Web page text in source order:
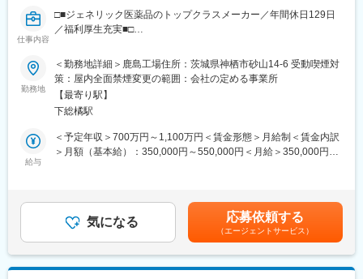
＜日常業務＞
・営業、CMOと連携してフォーキャスト、在庫計画、供給計画の
・CMOの生産状況の把握と生産計画調整、納品管理
・CMOの生産能力、製造・納品リードタイム、設備状況、生産対
応能力の把握
・委託先選定（変更）、設備投資の適切性評価、委託価格精査
・製品毎のリスク要因の把握（原薬・原料も）
・生産リスク、生産能力リスク、設備リスクの把握
・供給課題への対応（関連部門と連携して、供給に関するPM）
■組織構成
現在は計5名(すべて正社員)。落ち着いた雰囲気の組織になりま
す。※生産管理部長1名(60代)、4名正社員(60代2名、50代2名)
仕事内容
□■ジェネリック医薬品のトップクラスメーカー／年間休日129日
／福利厚生充実■□
■業務概要：
鹿島工場（茨城県神栖市）での生産管理業務及び部門のマネジメ
ント業務をお任せします。供給計画に基づき、工場内での各種生
産調整を実施いただきます。
■業務詳細：
・生産計画の調整（原薬入荷～バルク転送～製品出荷、所要確
・システムの運用管理（SAP、MES、マニュアル管理）
・他部署との調整業務（製造部門、品質部門、管理部門、本社）
・グループメンバーの進捗管理などマネージャー業務またはその
勤務地
＜勤務地詳細＞鹿島工場住所：茨城県神栖市砂山14-6 受動喫煙対
策：屋内全面禁煙変更の範囲：会社の定める事業所
【最寄り駅】
下総橘駅
給与
＜予定年収＞700万円～1,100万円＜賃金形態＞月給制＜賃金内訳
＞月額（基本給）：350,000円～550,000円＜月給＞350,000円～
があります。月給(月額)は固定手当を含めた表記です。
気になる 応募依頼する
（エージェントサービス）